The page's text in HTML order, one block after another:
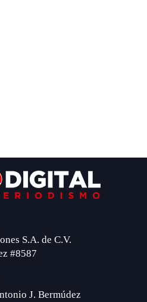
S.A. de C.V.
#8587
J. Bermúdez